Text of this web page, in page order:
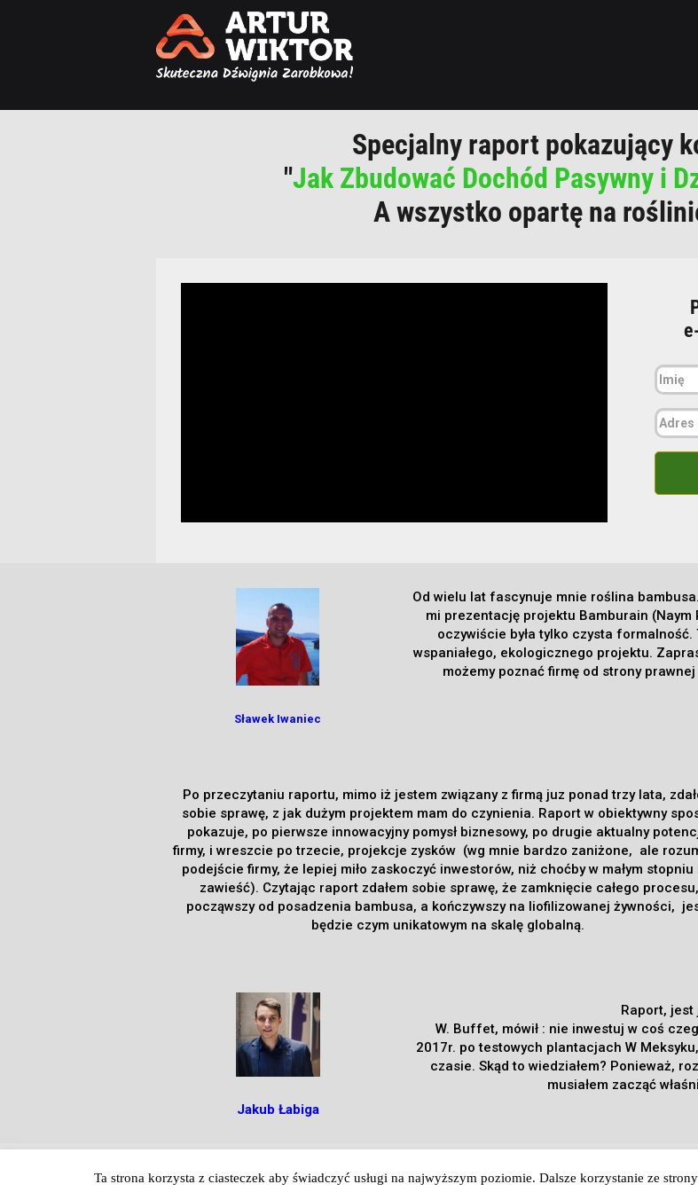
Specjalny raport pokazujący
"Jak Zbudować Dochód Pasywny i
A wszystko opartę na
Sławek Iwaniec
Od wielu lat fascynuje mnie roślina
mi prezentację projektu Bamburain
oczywiście była tylko czysta
wspaniałego, ekologicznego projektu.
możemy poznać firmę od strony
Po przeczytaniu raportu, mimo iż jestem związany z firmą juz ponad trzy lata,
sobie sprawę, z jak dużym projektem mam do czynienia. Raport w obiektywny
pokazuje, po pierwsze innowacyjny pomysł biznesowy, po drugie aktualny
firmy, i wreszcie po trzecie, projekcje zysków (wg mnie bardzo zaniżone, ale
podejście firmy, że lepiej miło zaskoczyć inwestorów, niż choćby w małym stopniu
zawieść). Czytając raport zdałem sobie sprawę, że zamknięcie całego procesu,
począwszy od posadzenia bambusa, a kończywszy na liofilizowanej żywności,
będzie czym unikatowym na skalę globalną.
Jakub Łabiga
Raport, jest
W. Buffet, mówił : nie inwestuj w coś
2017r. po testowych plantacjach W
czasie. Skąd to wiedziałem? Ponieważ,
musiałem zacząć
Ta strona korzysta z ciasteczek aby świadczyć usługi na najwyższym poziomie. Dalsze korzystanie ze